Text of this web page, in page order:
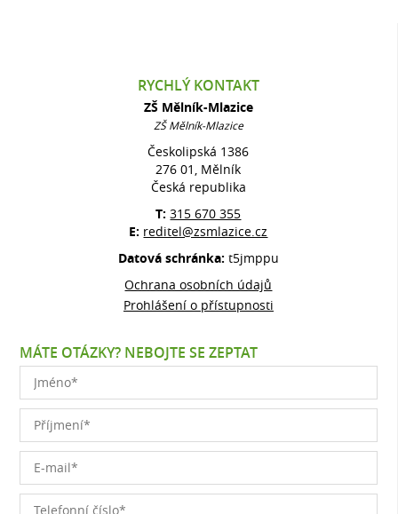
RYCHLÝ KONTAKT
ZŠ Mělník-Mlazice
ZŠ Mělník-Mlazice
Českolipská 1386
276 01, Mělník
Česká republika
T:315 670 355
E: reditel@zsmlazice.cz
Datová schránka: t5jmppu
Ochrana osobních údajů
Prohlášení o přístupnosti
MÁTE OTÁZKY? NEBOJTE SE ZEPTAT